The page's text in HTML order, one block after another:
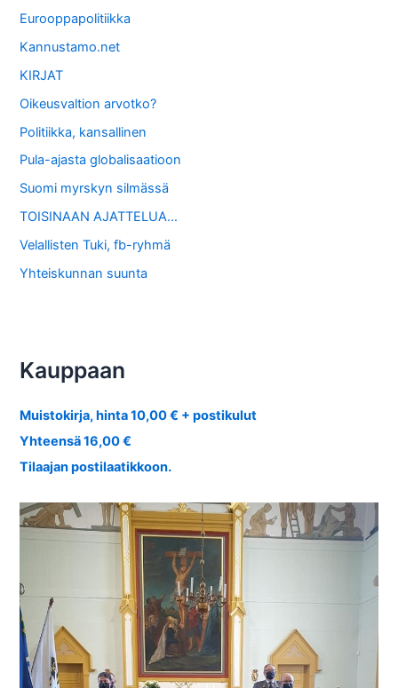
Eurooppapolitiikka
Kannustamo.net
KIRJAT
Oikeusvaltion arvotko?
Politiikka, kansallinen
Pula-ajasta globalisaatioon
Suomi myrskyn silmässä
TOISINAAN AJATTELUA…
Velallisten Tuki, fb-ryhmä
Yhteiskunnan suunta
Kauppaan
Muistokirja, hinta 10,00 € + postikulut
Yhteensä 16,00 €
Tilaajan postilaatikkoon.